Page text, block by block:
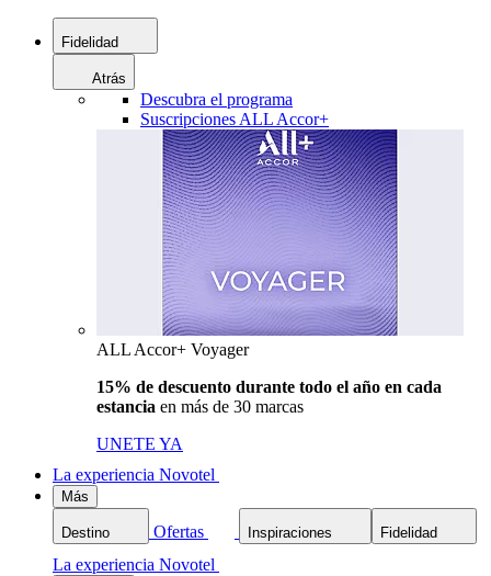
Fidelidad
Atrás
Descubra el programa
Suscripciones ALL Accor+
ALL Accor+ Voyager
15% de descuento durante todo el año en cada
estancia en más de 30 marcas
UNETE YA
La experiencia Novotel
Más
Destino Ofertas Inspiraciones Fidelidad
La experiencia Novotel